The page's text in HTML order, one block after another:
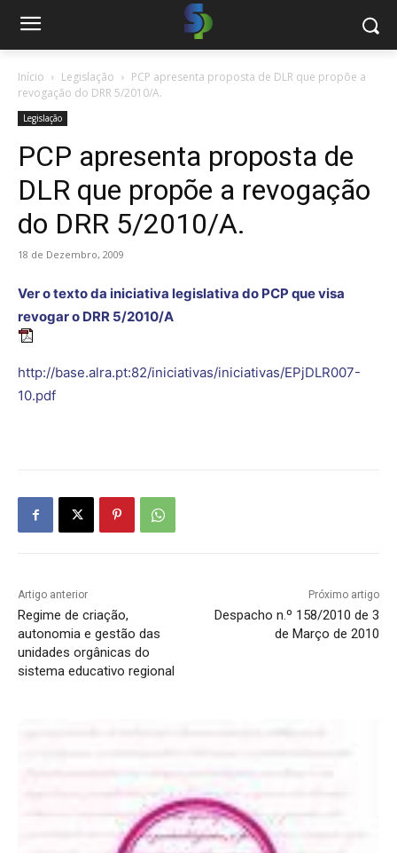
Início Legislação
PCP apresenta proposta de DLR que propõe a
revogação do DRR 5/2010/A.
Legislação
PCP apresenta proposta de
DLR que propõe a revogação
do DRR 5/2010/A.
18 de Dezembro, 2009
Ver o texto da iniciativa legislativa do PCP que visa
revogar o DRR 5/2010/A
http://base.alra.pt:82/iniciativas/iniciativas/EPjDLR007-
10.pdf
Artigo anterior
Regime de criação,
autonomia e gestão das
unidades orgânicas do
sistema educativo regional
Próximo artigo
Despacho n.º 158/2010 de 3
de Março de 2010